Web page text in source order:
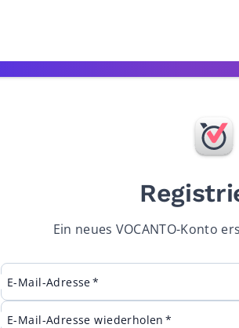
Ein neues VOCANTO-Konto
E-Mail-Adresse
E-Mail-Adresse wiederholen